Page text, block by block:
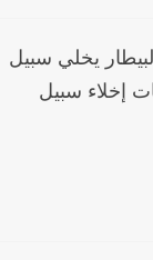
يخلي سبيل
إخلاء سبيل